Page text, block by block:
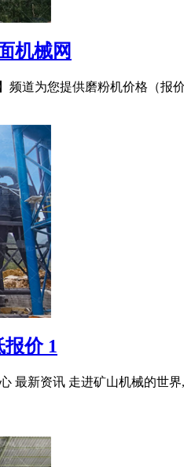
机械网
频道为您提供磨粉机价格（
价 1
最新资讯 走进矿山机械的世